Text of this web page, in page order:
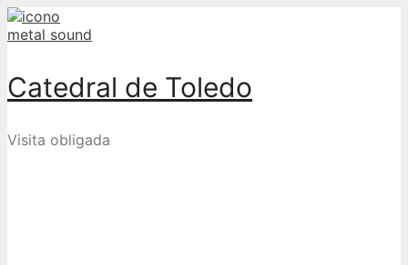
Skip
to
Catedral de Toledo
Visita obligada